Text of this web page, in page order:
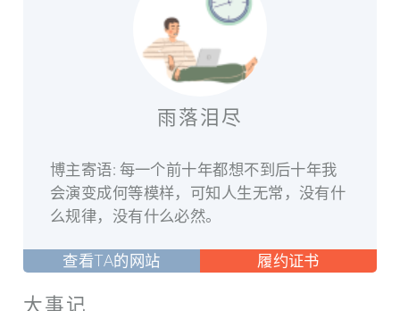
雨落泪尽
博主寄语: 每一个前十年都想不到后十年我
会演变成何等模样，可知人生无常，没有什
么规律，没有什么必然。
查看TA的网站 履约证书
大事记